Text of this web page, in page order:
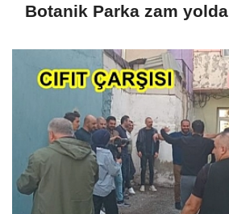
Botanik Parka zam yolda